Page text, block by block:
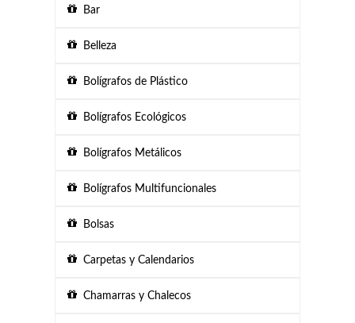
Bar
Belleza
Bolígrafos de Plástico
Bolígrafos Ecológicos
Bolígrafos Metálicos
Bolígrafos Multifuncionales
Bolsas
Carpetas y Calendarios
Chamarras y Chalecos